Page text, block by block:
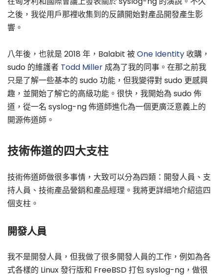
之後，我從用戶那裡收集到的反饋開始對產品開發產生影
響。
八年後，也就是 2018 年，Balabit 被One Identity 收購，
sudo 的維護者 Todd Miller 成為了我的同事。在那之前我
只是了解一些基本的 sudo 功能，但我變得對 sudo 更感興
趣，並開始了解它的高級功能。很快，我開始為 sudo 佈
道，從一名 syslog-ng 佈道師進化為一個更廣泛意義上的
開源佈道師。
技術佈道的四大支柱
技術佈道師做很多事情，大致可以分為四類：開發人員、支
持人員、技術產品營銷和產品經理。我將更詳細地介紹這四
個支柱。
開發人員
我不是開發人員，但我做了很多開發人員的工作，例如為各
式各樣的 Linux 發行版和 FreeBSD 打包 syslog-ng，做很